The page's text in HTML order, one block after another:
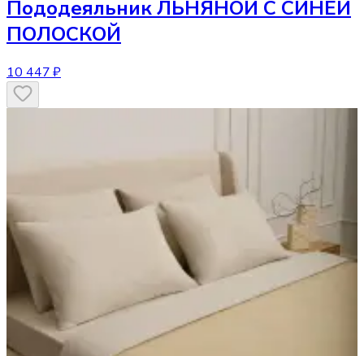
ПододеяльникЛЬНЯНОЙ С СИНЕЙ
ПОЛОСКОЙ
10 447 ₽